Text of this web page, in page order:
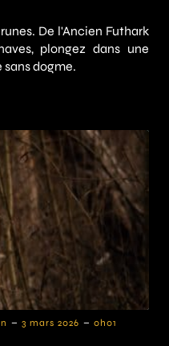
De l'Ancien Futhark
plongez dans une
dogme.
- 3 mars 2026 - 0h01